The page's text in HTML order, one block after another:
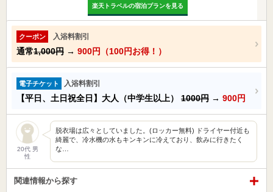
楽天トラベルの宿泊プランを見る
クーポン 入浴料割引
通常1,000円 → 900円（100円お得！）
電子チケット 入浴料割引
【平日、土日祝全日】大人（中学生以上） 1000円 → 900円
20代 男
性
脱衣場は広々としていました。(ロッカー無料) ドライヤー付近も
綺麗で、冷水機の水もキンキンに冷えており、飲みに行きたく
な…
関連情報から探す